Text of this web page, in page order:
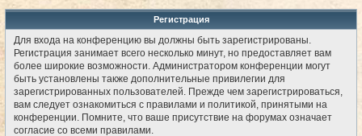
Регистрация
Для входа на конференцию вы должны быть зарегистрированы.
Регистрация занимает всего несколько минут, но предоставляет вам
более широкие возможности. Администратором конференции могут
быть установлены также дополнительные привилегии для
зарегистрированных пользователей. Прежде чем зарегистрироваться,
вам следует ознакомиться с правилами и политикой, принятыми на
конференции. Помните, что ваше присутствие на форумах означает
согласие со всеми правилами.